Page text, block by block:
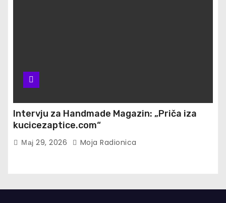
Intervju za Handmade Magazin: „Priča iza
kucicezaptice.com“
Мај 29, 2026 Moja Radionica